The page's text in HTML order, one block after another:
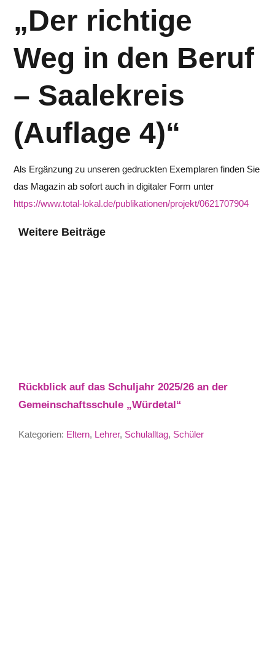
„Der richtige
Weg in den Beruf
– Saalekreis
(Auflage 4)“
Als Ergänzung zu unseren gedruckten Exemplaren finden Sie
das Magazin ab sofort auch in digitaler Form unter
https://www.total-lokal.de/publikationen/projekt/0621707904
Weitere Beiträge
Rückblick auf das Schuljahr 2025/26 an der
Gemeinschaftsschule „Würdetal“
Kategorien: Eltern, Lehrer, Schulalltag, Schüler